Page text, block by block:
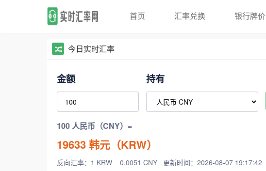
首页 汇率兑换 银行牌价
今日实时汇率
金额 持有
100 人民币（CNY）=
19633韩元（KRW）
反向汇率：1 KRW = 0.0051 CNY 更新时间：2026-08-07 19:17:42